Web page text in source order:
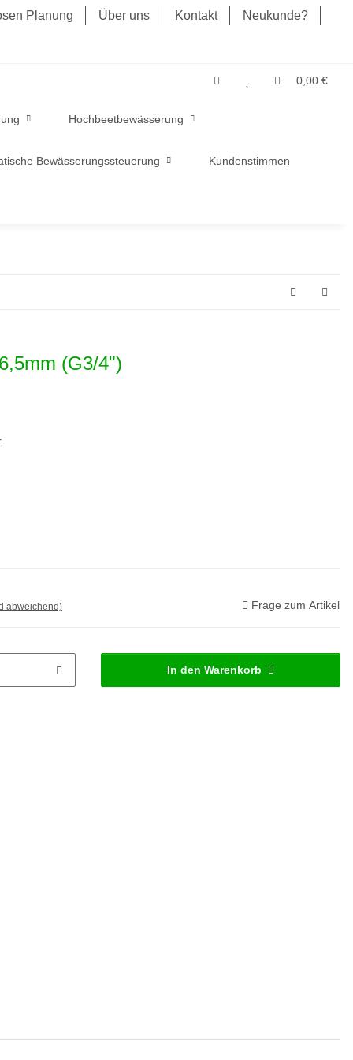
Planung Über uns Kontakt Neukunde?
0,00 €
Hochbeetbewässerung
Bewässerungssteuerung Kundenstimmen
(G3/4")
abweichend) Frage zum Artikel
In den Warenkorb